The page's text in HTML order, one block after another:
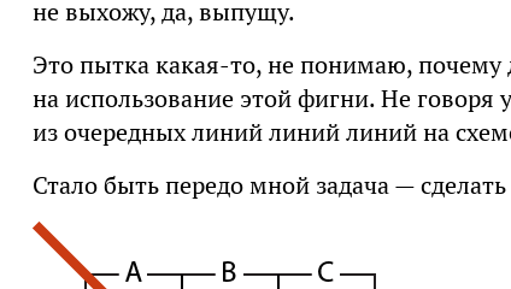
не выхожу, да, выпущу.
Это пытка какая-то, не понимаю, почему
на использование этой фигни. Не
из очередных линий линий линий на
Стало быть передо мной задача —